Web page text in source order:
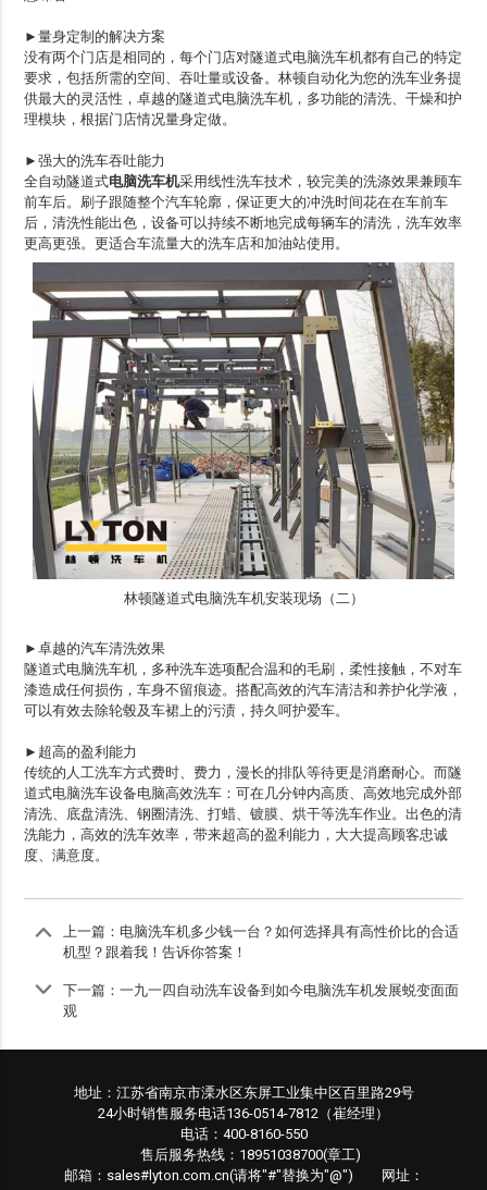
►量身定制的解决方案
没有两个门店是相同的，每个门店对隧道式电脑洗车机都有自己的特定
要求，包括所需的空间、吞吐量或设备。林顿自动化为您的洗车业务提
供最大的灵活性，卓越的隧道式电脑洗车机，多功能的清洗、干燥和护
理模块，根据门店情况量身定做。
►强大的洗车吞吐能力
全自动隧道式电脑洗车机采用线性洗车技术，较完美的洗涤效果兼顾车
前车后。刷子跟随整个汽车轮廓，保证更大的冲洗时间花在在车前车
后，清洗性能出色，设备可以持续不断地完成每辆车的清洗，洗车效率
更高更强。更适合车流量大的洗车店和加油站使用。
林顿隧道式电脑洗车机安装现场（二）
►卓越的汽车清洗效果
隧道式电脑洗车机，多种洗车选项配合温和的毛刷，柔性接触，不对车
漆造成任何损伤，车身不留痕迹。搭配高效的汽车清洁和养护化学液，
可以有效去除轮毂及车裙上的污渍，持久呵护爱车。
►超高的盈利能力
传统的人工洗车方式费时、费力，漫长的排队等待更是消磨耐心。而隧
道式电脑洗车设备电脑高效洗车：可在几分钟内高质、高效地完成外部
清洗、底盘清洗、钢圈清洗、打蜡、镀膜、烘干等洗车作业。出色的清
洗能力，高效的洗车效率，带来超高的盈利能力，大大提高顾客忠诚
度、满意度。
上一篇： 电脑洗车机多少钱一台？如何选择具有高性价比的合适
机型？跟着我！告诉你答案！
下一篇：一九一四自动洗车设备到如今电脑洗车机发展蜕变面面
观
地址：江苏省南京市溧水区东屏工业集中区百里路29号
24小时销售服务电话136-0514-7812（崔经理）
电话：400-8160-550
售后服务热线：18951038700(章工)
邮箱：sales#lyton.com.cn(请将"#"替换为"@") 网址：